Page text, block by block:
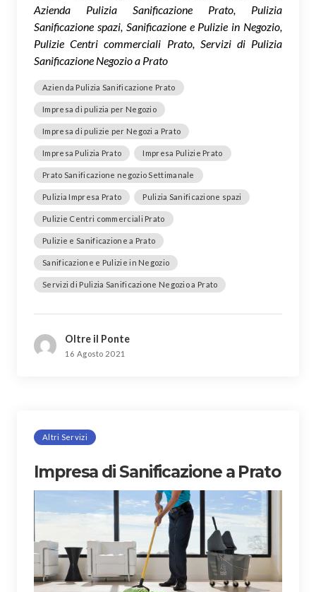
Azienda Pulizia Sanificazione Prato, Pulizia
Sanificazione spazi, Sanificazione e Pulizie in Negozio,
Pulizie Centri commerciali Prato, Servizi di Pulizia
Sanificazione Negozio a Prato
Azienda Pulizia Sanificazione Prato
Impresa di pulizia per Negozio
Impresa di pulizie per Negozi a Prato
Impresa Pulizia Prato Impresa Pulizie Prato
Prato Sanificazione negozio Settimanale
Pulizia Impresa Prato Pulizia Sanificazione spazi
Pulizie Centri commerciali Prato
Pulizie e Sanificazione a Prato
Sanificazione e Pulizie in Negozio
Servizi di Pulizia Sanificazione Negozio a Prato
Oltre il Ponte
16 Agosto 2021
Altri Servizi
Impresa di Sanificazione a Prato